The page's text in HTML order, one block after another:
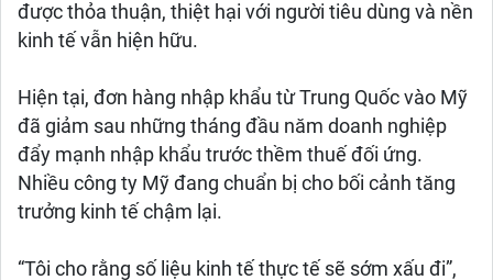
được thỏa thuận, thiệt hại với người tiêu dùng và nền
kinh tế vẫn hiện hữu.
Hiện tại, đơn hàng nhập khẩu từ Trung Quốc vào Mỹ
đã giảm sau những tháng đầu năm doanh nghiệp
đẩy mạnh nhập khẩu trước thềm thuế đối ứng.
Nhiều công ty Mỹ đang chuẩn bị cho bối cảnh tăng
trưởng kinh tế chậm lại.
“Tôi cho rằng số liệu kinh tế thực tế sẽ sớm xấu đi”,